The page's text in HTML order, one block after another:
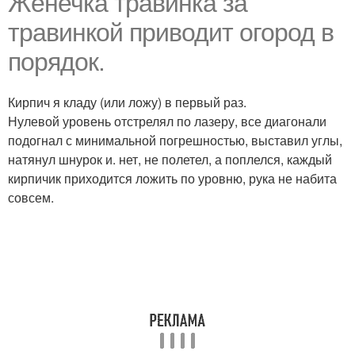
травинкой приводит огород в
порядок.
Кирпич я кладу (или ложу) в первый раз.
Нулевой уровень отстрелял по лазеру, все диагонали
подогнал с минимальной погрешностью, выставил углы,
натянул шнурок и. нет, не полетел, а поплелся, каждый
кирпичик приходится ложить по уровню, рука не набита
совсем.